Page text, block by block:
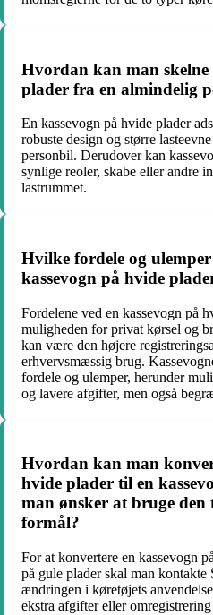
Hvordan kan man skelne
plader fra en almindelig
En kassevogn på hvide plader
robuste design og større
personbil. Derudover kan
synlige reoler, skabe eller andre
lastrummet.
Hvilke fordele og
kassevogn på hvide
Fordelene ved en kassevogn på
muligheden for privat kørsel og
kan være den højere
erhvervsmæssig brug.
fordele og ulemper, herunder
og lavere afgifter, men også
Hvordan kan man
hvide plader til en
man ønsker at bruge den
formål?
For at konvertere en kassevogn
på gule plader skal man
ændringen i køretøjets
ekstra afgifter eller